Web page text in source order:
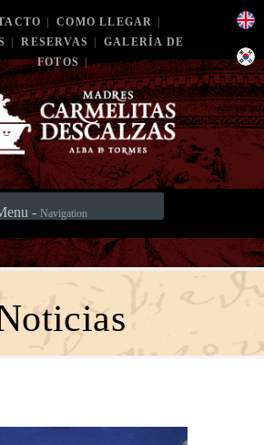
COMO LLEGAR
RESERVAS
GALERÍA DE
FOTOS
- Navigation